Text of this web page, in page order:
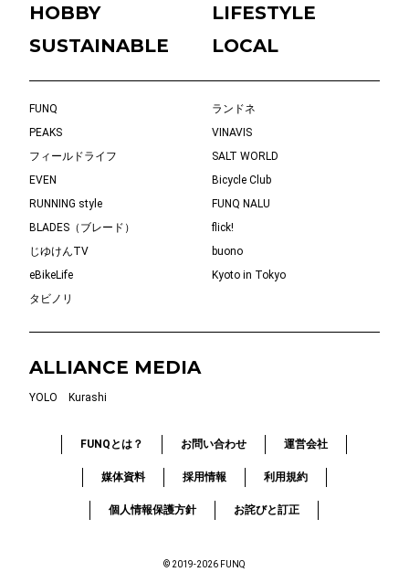
HOBBY
LIFESTYLE
SUSTAINABLE
LOCAL
FUNQ
ランドネ
PEAKS
VINAVIS
フィールドライフ
SALT WORLD
EVEN
Bicycle Club
RUNNING style
FUNQ NALU
BLADES（ブレード）
flick!
じゆけんTV
buono
eBikeLife
Kyoto in Tokyo
タビノリ
ALLIANCE MEDIA
YOLO Kurashi
FUNQとは？ お問い合わせ 運営会社
媒体資料 採用情報 利用規約
個人情報保護方針 お詫びと訂正
© 2019-2026 FUNQ